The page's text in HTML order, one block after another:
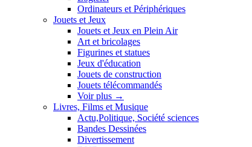
Ordinateurs et Périphériques
Jouets et Jeux
Jouets et Jeux en Plein Air
Art et bricolages
Figurines et statues
Jeux d'éducation
Jouets de construction
Jouets télécommandés
Voir plus →
Livres, Films et Musique
Actu,Politique, Société sciences
Bandes Dessinées
Divertissement